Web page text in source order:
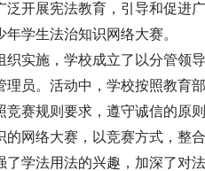
泛开展宪法教育，引导和促进
学生法治知识网络大赛。
施，学校成立了以分管领导
理员。活动中，学校按照教育
竞赛规则要求，遵守诚信的原
络大赛，以竞赛方式，整合
了学法用法的兴趣，加深了对